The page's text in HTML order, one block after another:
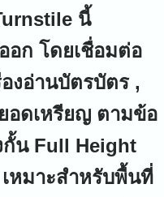
นี้
อก โดยเชื่อมต่อ
งอ่านบัตรบัตร ,
อดเหรียญ ตามข้อ
กั้น Full Height
หมาะสำหรับพื้นที่